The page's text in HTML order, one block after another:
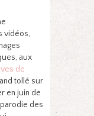
vidéos,
aux
de
tollé sur
en juin de
des